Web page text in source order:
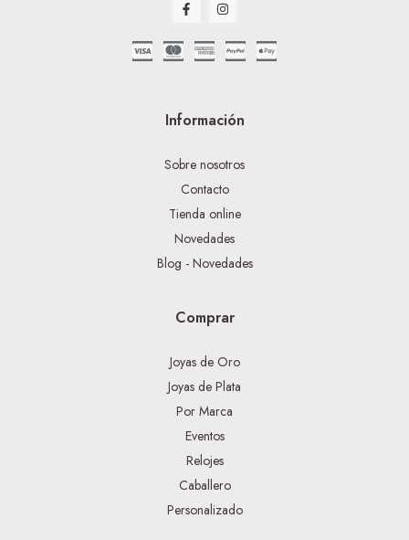
Información
Sobre nosotros
Contacto
Tienda online
Novedades
Blog - Novedades
Comprar
Joyas de Oro
Joyas de Plata
Por Marca
Eventos
Relojes
Caballero
Personalizado